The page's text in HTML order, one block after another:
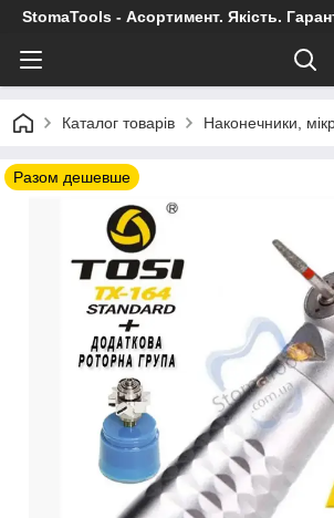
StomaTools - Асортимент. Якість.
Каталог товарів Наконечники,
Разом дешевше